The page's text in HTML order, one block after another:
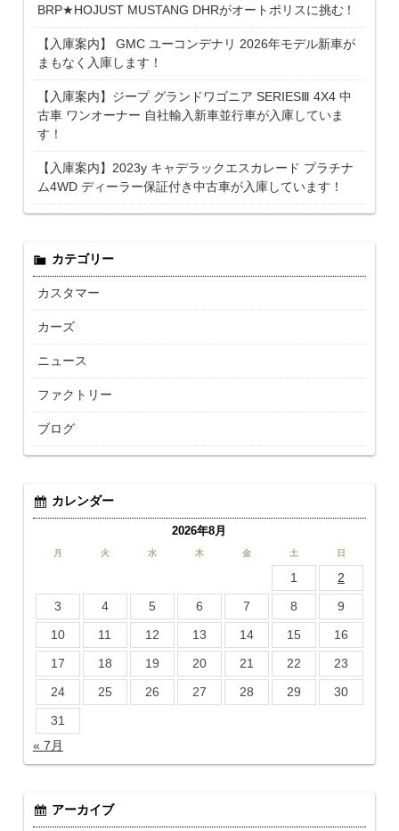
BRP★HOJUST MUSTANG DHRがオートポリスに挑む！
【入庫案内】 GMC ユーコンデナリ 2026年モデル新車が
まもなく入庫します！
【入庫案内】ジープ グランドワゴニア SERIESⅢ 4X4 中
古車 ワンオーナー 自社輸入新車並行車が入庫していま
す！
【入庫案内】2023y キャデラックエスカレード プラチナ
ム4WD ディーラー保証付き中古車が入庫しています！
カテゴリー
カスタマー
カーズ
ニュース
ファクトリー
ブログ
カレンダー
2026年8月
月 火 水 木 金 土 日
1
2
3
4 5 6 7 8
9
10
11 12 13 14 15
16
17
18 19 20 21 22
23
24
25 26 27 28 29
30
31
« 7月
アーカイブ